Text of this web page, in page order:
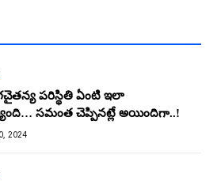
పరిస్థితి ఏంటి ఇలా
సమంత చెప్పినట్లే అయిందిగా..!
2024